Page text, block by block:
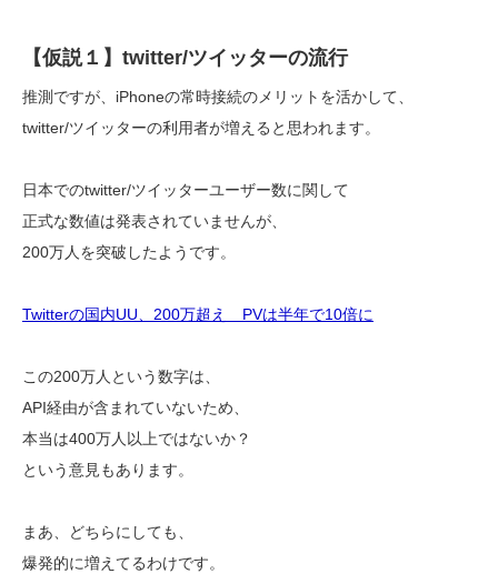
【仮説１】twitter/ツイッターの流行
推測ですが、iPhoneの常時接続のメリットを活かして、
twitter/ツイッターの利用者が増えると思われます。
日本でのtwitter/ツイッターユーザー数に関して
正式な数値は発表されていませんが、
200万人を突破したようです。
Twitterの国内UU、200万超え PVは半年で10倍に
この200万人という数字は、
API経由が含まれていないため、
本当は400万人以上ではないか？
という意見もあります。
まあ、どちらにしても、
爆発的に増えてるわけです。